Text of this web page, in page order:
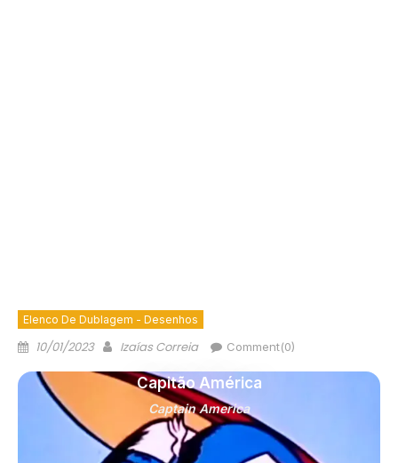
Elenco De Dublagem - Desenhos
10/01/2023 Izaías Correia Comment(0)
Captain America
Capitão América